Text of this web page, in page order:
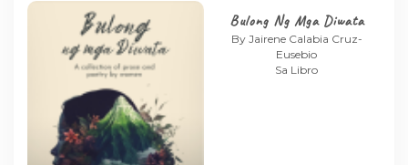
Bulong Ng Mga Diwata
By Jairene Calabia Cruz-
Eusebio
Sa Libro